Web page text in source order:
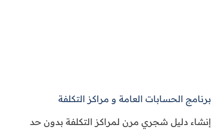
برنامج الحسابات العامة و مراكز التكلفة
إنشاء دليل شجري مرن لمراكز التكلفة بدون حد